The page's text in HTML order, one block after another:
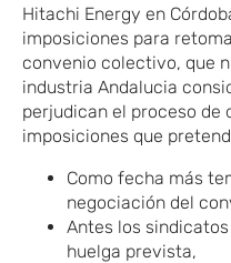
Hitachi Energy en
imposiciones para
convenio colectivo, que
industria Andalucia
perjudican el proceso de
imposiciones que
Como fecha más
negociación del
Antes los
huelga prevista,